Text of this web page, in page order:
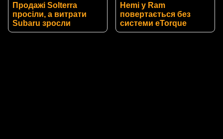
Продажі Solterra
просіли, а витрати
Subaru зросли
Hemi у Ram
повертається без
системи eTorque